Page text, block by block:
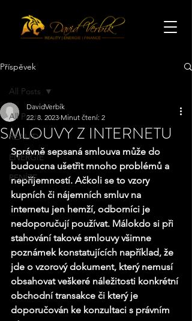
Příspěvek
All Posts
REALITY
ENERGIE
PENÍZE
All Posts
SMLOUVY Z INTERNETU
DavidVerbík
22. 8. 2023 Minut čtení: 2
Správně sepsaná smlouva může do
budoucna ušetřit mnoho problémů a
nepříjemností. Ačkoli se to vzory
kupních či nájemních smluv na
internetu jen hemží, odborníci je
nedoporučují používat. Málokdo si při
stahování takové smlouvy všimne
poznámek konstatujících například, že
jde o vzorový dokument, který nemusí
obsahovat veškeré náležitosti konkrétní
obchodní transakce či který je
doporučován ke konzultaci s právním